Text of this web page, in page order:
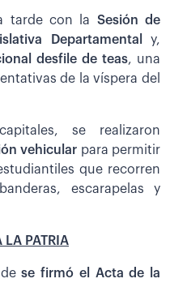
tarde con la Sesión de
Departamental
y,
desfile de teas, una
de la víspera del
se realizaron
vehicular para permitir
que recorren
escarapelas y
LA PATRIA
se firmó el Acta de la